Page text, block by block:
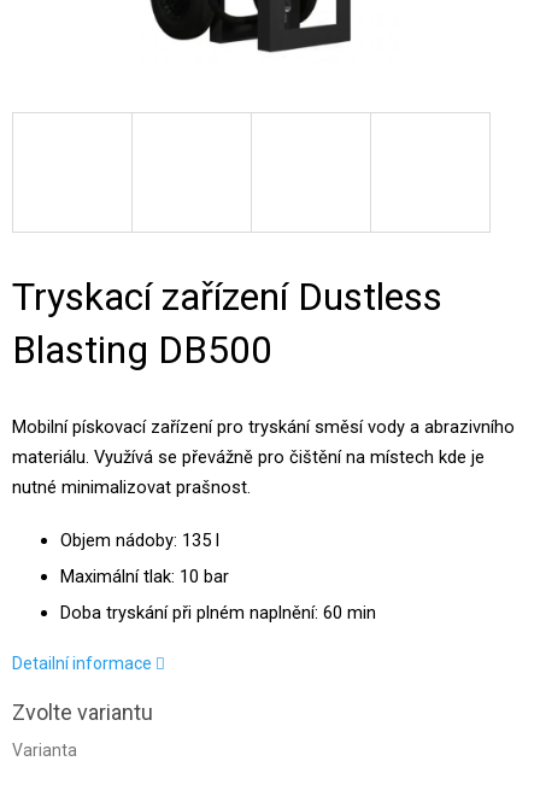
Tryskací zařízení Dustless
Blasting DB500
Mobilní pískovací zařízení pro tryskání směsí vody a abrazivního
materiálu. Využívá se převážně pro čištění na místech kde je
nutné minimalizovat prašnost.
Objem nádoby: 135 l
Maximální tlak: 10 bar
Doba tryskání při plném naplnění: 60 min
Detailní informace
Zvolte variantu
Varianta